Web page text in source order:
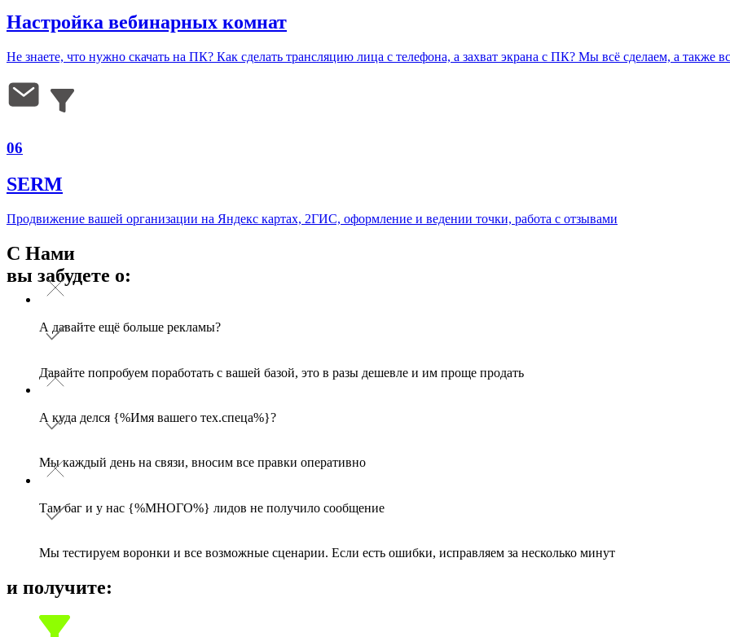
Настройка вебинарных комнат
Не знаете, что нужно скачать на ПК? Как сделать трансляцию лица с телефона, а захват экрана с ПК? Мы всё сделаем, а также
06
SERM
Продвижение вашей организации на Яндекс картах, 2ГИС, оформление и ведении точки, работа с отзывами
С Hами
вы забудете о:
А давайте ещё больше рекламы?
Давайте попробуем поработать с вашей базой, это в разы дешевле и им проще продать
А куда делся {%Имя вашего тех.спеца%}?
Мы каждый день на связи, вносим все правки оперативно
Там баг и у нас {%МНОГО%} лидов не получило сообщение
Мы тестируем воронки и все возможные сценарии. Если есть ошибки, исправляем за несколько минут
и получите: